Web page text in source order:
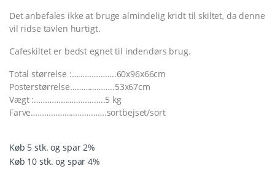
Det anbefales ikke at bruge almindelig kridt til skiltet, da denne
vil ridse tavlen hurtigt.
Cafeskiltet er bedst egnet til indendørs brug.
Total størrelse :………………..60x96x66cm
Posterstørrelse………………..53x67cm
Vægt :…………………………..5 kg
Farve…………………………….sortbejset/sort
Køb 5 stk. og spar 2%
Køb 10 stk. og spar 4%